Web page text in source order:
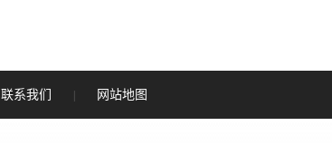
联系我们 网站地图